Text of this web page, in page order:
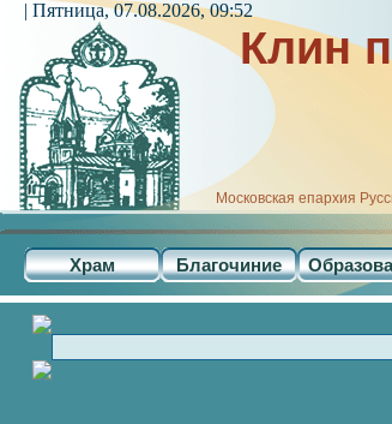
Клин
Московская епархия
Храм Благочиние
| Пятница, 07.08.2026, 09:52